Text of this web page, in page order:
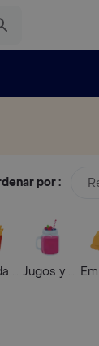
por :
Rápida
Jugos y